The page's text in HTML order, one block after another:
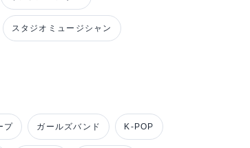
スタジオミュージシャン
プ ガールズバンド K-POP